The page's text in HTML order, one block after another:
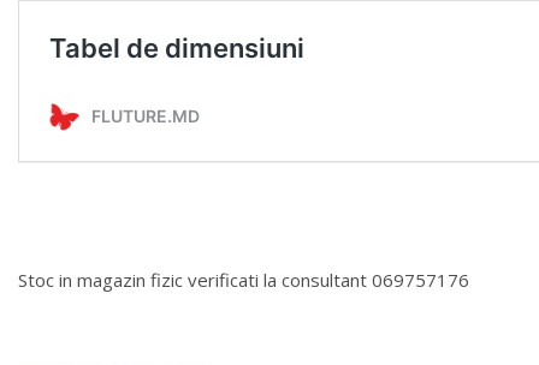
Stoc in magazin fizic verificati la consultant 069757176